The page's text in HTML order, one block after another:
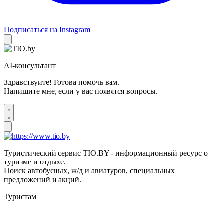
Подписаться на Instagram
AI-консультант
Здравствуйте! Готова помочь вам.
Напишите мне, если у вас появятся вопросы.
Туристический сервис TIO.BY - информационный ресурс о
туризме и отдыхе.
Поиск автобусных, ж/д и авиатуров, специальных
предложений и акций.
Туристам